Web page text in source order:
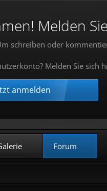
Melden
schreiben oder
Melden Sie sich
anmelden
Forum